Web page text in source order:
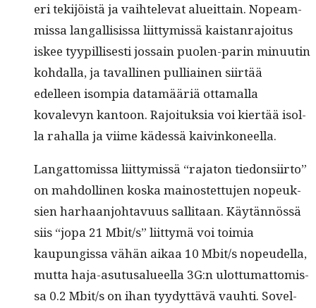
eri tek­i­jöistä ja vai­htel­e­vat alueit­tain. Nopeam­
mis­sa lan­gal­li­sis­sa liit­tymis­sä kaistan­ra­joi­tus
iskee tyyp­il­lis­es­ti jos­sain puolen-parin min­uutin
kohdal­la, ja tavalli­nen pul­li­ainen siirtää
edelleen isom­pia datamääriä otta­mal­la
kovalevyn kan­toon. Rajoituk­sia voi kiertää isol­
la rahal­la ja viime kädessä kaivinkoneella.
Lan­gat­tomis­sa liit­tymis­sä “raja­ton tiedon­si­ir­to”
on mah­dolli­nen kos­ka main­os­tet­tu­jen nopeuk­
sien harhaan­jo­htavu­us sal­li­taan. Käytän­nössä
siis “jopa 21 Mbit/s” liit­tymä voi toimia
kaupungis­sa vähän aikaa 10 Mbit/s nopeudel­la,
mut­ta haja-asu­tusalueel­la 3G:n ulot­tumat­tomis­
sa 0.2 Mbit/s on ihan tyy­dyt­tävä vauhti. Sovel­